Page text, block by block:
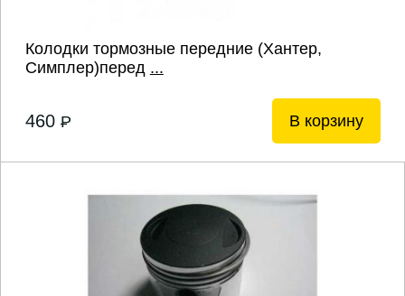
Колодки тормозные передние (Хантер,
Симплер)перед ...
460 P В корзину